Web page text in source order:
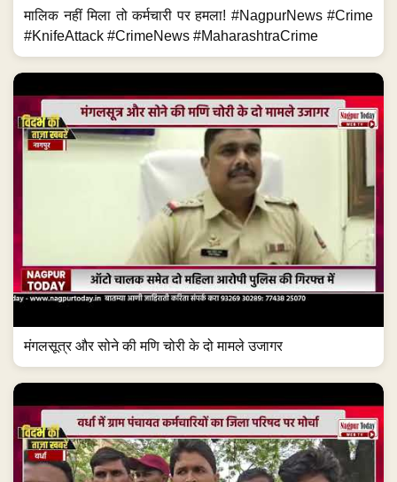
मालिक नहीं मिला तो कर्मचारी पर हमला! #NagpurNews #Crime
#KnifeAttack #CrimeNews #MaharashtraCrime
मंगलसूत्र और सोने की मणि चोरी के दो मामले उजागर